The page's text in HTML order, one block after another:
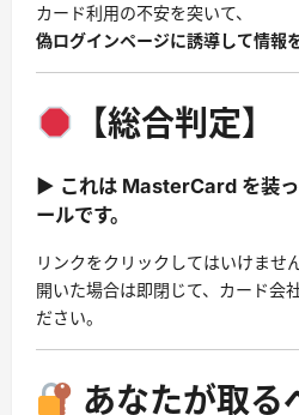
カード利用の不安を突いて、
偽ログインページに誘導して情報
【総合判定】
▶ これは MasterCard を装っ
ールです。
リンクをクリックしてはいけません
開いた場合は即閉じて、カード会
ださい。
あなたが取る